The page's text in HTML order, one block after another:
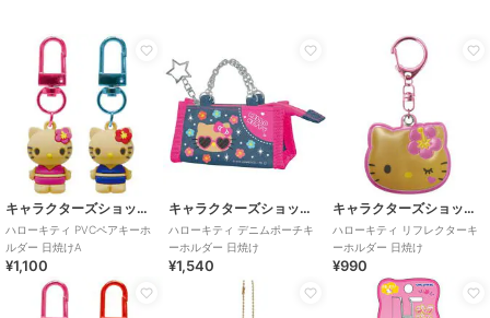
キャラクターズショップ ラフラフ
ハローキティ PVCペアキーホ
ルダー 日焼けA
¥1,100
キャラクターズショップ ラフラフ
ハローキティ デニムポーチキ
ーホルダー 日焼け
¥1,540
キャラクターズショップ ラフラフ
ハローキティ リフレクターキ
ーホルダー 日焼け
¥990